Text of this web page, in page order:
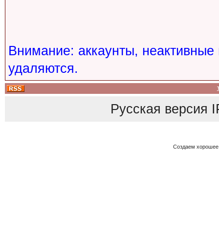
Внимание: аккаунты,
удаляются.
Русская версия
Создаем